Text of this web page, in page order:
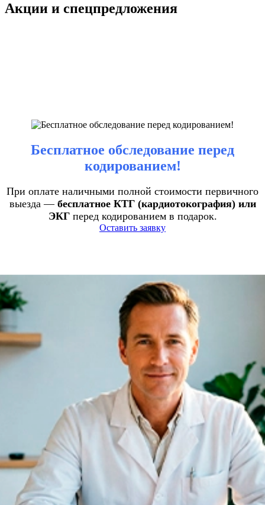
Акции и спецпредложения
Бесплатное обследование перед
кодированием!
При оплате наличными полной стоимости первичного
выезда — бесплатное КТГ (кардиотокография) или
ЭКГперед кодированием в подарок.
Оставить заявку